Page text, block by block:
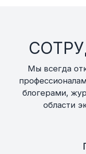
Мы всегда
блогерами,
области